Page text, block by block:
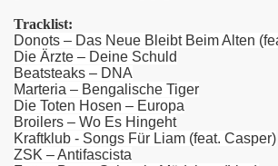
Tracklist:
Donots – Das Neue Bleibt Beim Alten
Die Ärzte – Deine Schuld
Beatsteaks – DNA
Marteria – Bengalische Tiger
Die Toten Hosen – Europa
Broilers – Wo Es Hingeht
Kraftklub - Songs Für Liam (feat. Casper)
ZSK – Antifascista
Pompfüneberer